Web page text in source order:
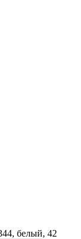
белый, 42